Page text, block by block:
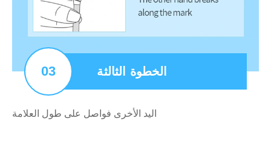
03 الخطوة الثالثة
اليد الأخرى فواصل على طول العلامة